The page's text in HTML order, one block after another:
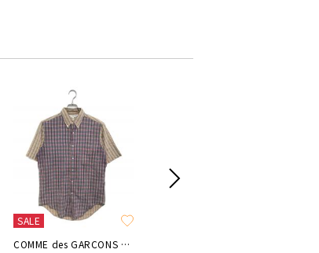
SALE
COMME des GARCONS SHIRT